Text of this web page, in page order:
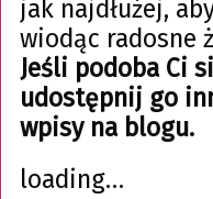
jak najdłużej,
wiodąc radosne
Jeśli podoba Ci
udostępnij go
wpisy na blogu.
loading…